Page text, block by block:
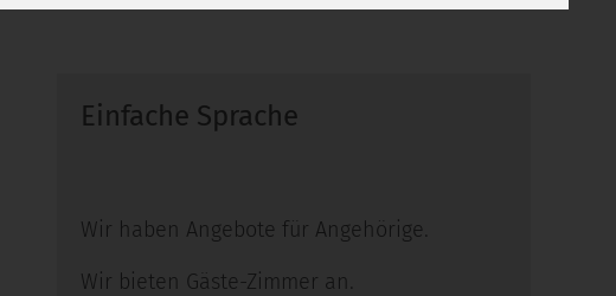
Einfache Sprache
Wir haben Angebote für Angehörige.
Wir bieten Gäste-Zimmer an.